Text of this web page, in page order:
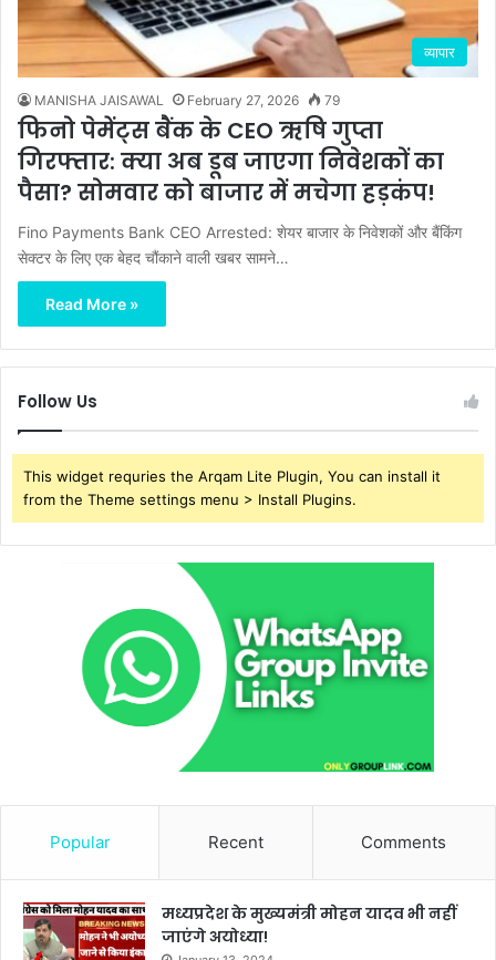
व्यापार
MANISHA JAISAWAL February 27, 2026 79
फिनो पेमेंट्स बैंक के CEO ऋषि गुप्ता
गिरफ्तार: क्या अब डूब जाएगा निवेशकों का
पैसा? सोमवार को बाजार में मचेगा हड़कंप!
Fino Payments Bank CEO Arrested: शेयर बाजार के निवेशकों और बैंकिंग
सेक्टर के लिए एक बेहद चौंकाने वाली खबर सामने…
Read More »
Follow Us
This widget requries the Arqam Lite Plugin, You can install it
from the Theme settings menu > Install Plugins.
Popular Recent Comments
मध्यप्रदेश के मुख्यमंत्री मोहन यादव भी नहीं
जाएंगे अयोध्या!